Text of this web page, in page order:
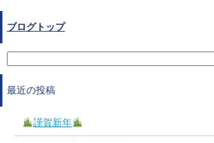
ブログトップ
最近の投稿
謹賀新年